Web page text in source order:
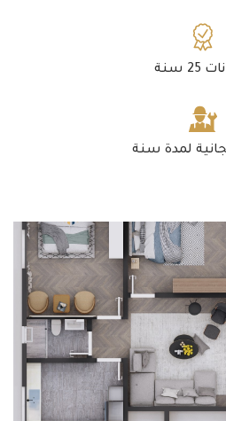
سنة
لمدة سنة